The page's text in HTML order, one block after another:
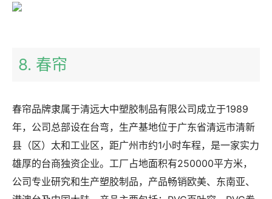
8. 春帘
春帘品牌隶属于清远大中塑胶制品有限公司成立于1989
年，公司总部设在台弯，生产基地位于广东省清远市清新
县（区）太和工业区，距广州市约1小时车程，是一家实力
雄厚的台商独资企业。工厂占地面积有250000平方米，
公司专业研究和生产塑胶制品，产品畅销欧美、东南亚、